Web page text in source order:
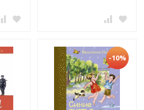
-10%